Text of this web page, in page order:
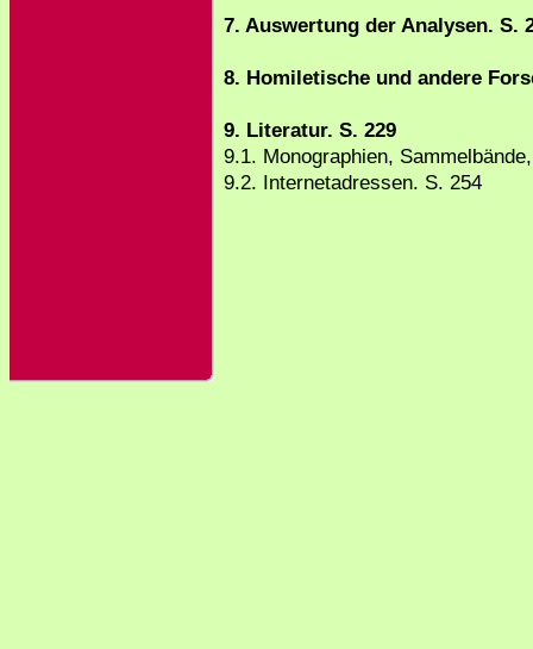
7. Auswertung der Analysen. S.
8. Homiletische und andere
9. Literatur. S. 229
9.1. Monographien,
9.2. Internetadressen. S. 254